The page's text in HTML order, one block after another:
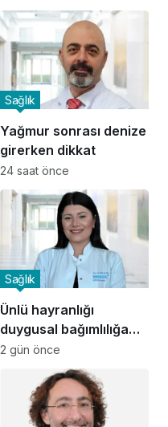
Yağmur sonrası denize
girerken dikkat
Sağlık
24 saat önce
Ünlü hayranlığı
duygusal bağımlılığa
dönüşebilir
Sağlık
2 gün önce